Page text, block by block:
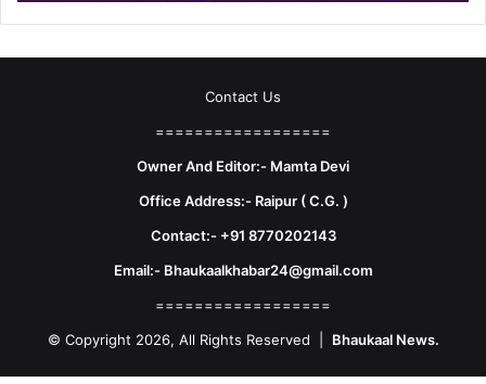
Contact Us
==================
Owner And Editor:- Mamta Devi
Office Address:- Raipur ( C.G. )
Contact:- +91 8770202143
Email:- Bhaukaalkhabar24@gmail.com
==================
© Copyright 2026, All Rights Reserved | Bhaukaal News.